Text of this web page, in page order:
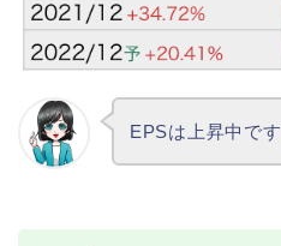
EPSは上昇中です